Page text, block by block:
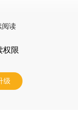
阅读
权限
级